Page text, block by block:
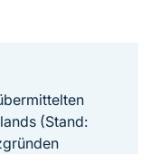
(Stand: